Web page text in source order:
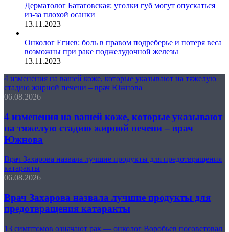
Дерматолог Батаговская: уголки губ могут опускаться
из-за плохой осанки
13.11.2023
Онколог Егиев: боль в правом подреберье и потеря веса
возможны при раке поджелудочной железы
13.11.2023
4 изменения на вашей коже, которые указывают на тяжелую
стадию жирной печени – врач Южнова
06.08.2026
4 изменения на вашей коже, которые указывают
на тяжелую стадию жирной печени – врач
Южнова
Врач Захарова назвала лучшие продукты для предотвращения
катаракты
06.08.2026
Врач Захарова назвала лучшие продукты для
предотвращения катаракты
13 симптомов означают рак — онколог Воробьев посоветовал